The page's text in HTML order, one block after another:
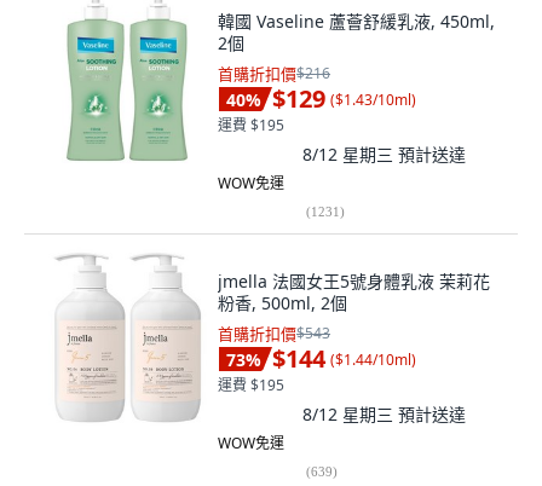
韓國 Vaseline 蘆薈舒緩乳液, 450ml,
2個
首購折扣價$216
40% $129 ($1.43/10ml)
運費 $195
8/12 星期三 預計送達
WOW免運
(1231)
jmella 法國女王5號身體乳液 茉莉花
粉香, 500ml, 2個
首購折扣價$543
73% $144 ($1.44/10ml)
運費 $195
8/12 星期三 預計送達
WOW免運
(639)